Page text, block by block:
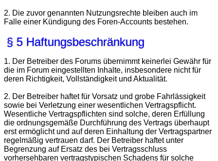
2. Die zuvor genannten Nutzungsrechte bleiben auch im
Falle einer Kündigung des Foren-Accounts bestehen.
§ 5 Haftungsbeschränkung
1. Der Betreiber des Forums übernimmt keinerlei Gewähr für
die im Forum eingestellten Inhalte, insbesondere nicht für
deren Richtigkeit, Vollständigkeit und Aktualität.
2. Der Betreiber haftet für Vorsatz und grobe Fahrlässigkeit
sowie bei Verletzung einer wesentlichen Vertragspflicht.
Wesentliche Vertragspflichten sind solche, deren Erfüllung
die ordnungsgemäße Durchführung des Vertrags überhaupt
erst ermöglicht und auf deren Einhaltung der Vertragspartner
regelmäßig vertrauen darf. Der Betreiber haftet unter
Begrenzung auf Ersatz des bei Vertragsschluss
vorhersehbaren vertragstypischen Schadens für solche